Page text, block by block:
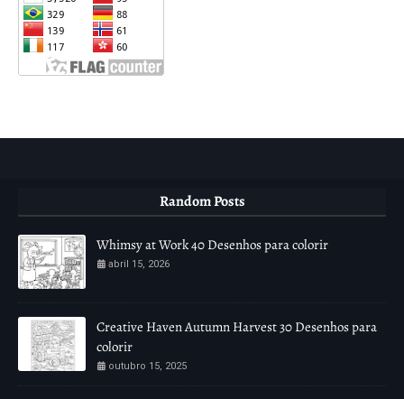
Random Posts
Whimsy at Work 40 Desenhos para colorir
abril 15, 2026
Creative Haven Autumn Harvest 30 Desenhos para
colorir
outubro 15, 2025